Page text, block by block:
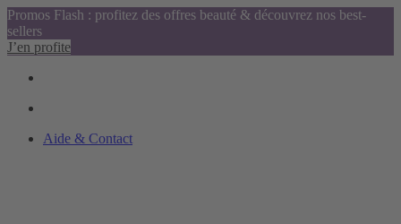
Promos Flash : profitez des offres beauté & découvrez nos best-
sellers
J’en profite
Aide & Contact